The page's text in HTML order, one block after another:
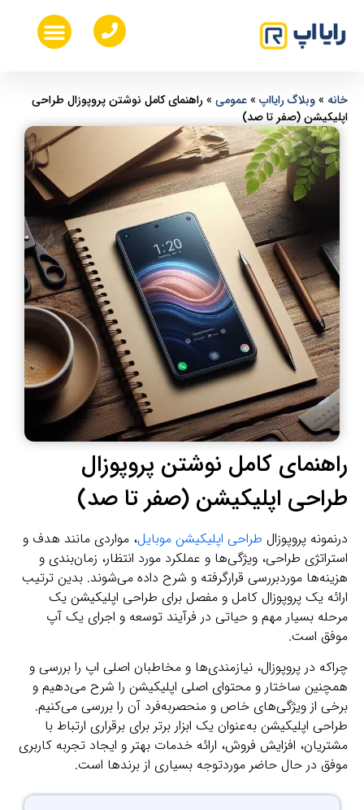
خانه »وبلاگ رایااپ »عمومی »راهنمای کامل نوشتن پروپوزال طراحی
اپلیکیشن (صفر تا صد)
راهنمای کامل نوشتن پروپوزال
طراحی اپلیکیشن (صفر تا صد)
درنمونه پروپوزال طراحی اپلیکیشن موبایل، مواردی مانند هدف و
استراتژی طراحی، ویژگی‌ها و عملکرد مورد انتظار، زمان‌بندی و
هزینه‌ها موردبررسی قرارگرفته و شرح داده می‌شوند. بدین ترتیب
ارائه یک پروپوزال کامل و مفصل برای طراحی اپلیکیشن یک
مرحله بسیار مهم و حیاتی در فرآیند توسعه و اجرای یک آپ
موفق است.
چراکه در پروپوزال، نیازمندی‌ها و مخاطبان اصلی اپ را بررسی و
همچنین ساختار و محتوای اصلی اپلیکیشن را شرح می‌دهیم و
برخی از ویژگی‌های خاص و منحصربه‌فرد آن را بررسی می‌کنیم.
طراحی اپلیکیشن به‌عنوان یک ابزار برتر برای برقراری ارتباط با
مشتریان، افزایش فروش، ارائه خدمات بهتر و ایجاد تجربه کاربری
موفق در حال حاضر موردتوجه بسیاری از برندها است.